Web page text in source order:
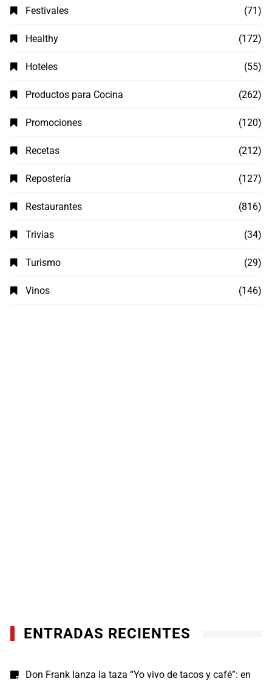
Festivales (71)
Healthy (172)
Hoteles (55)
Productos para Cocina (262)
Promociones (120)
Recetas (212)
Repostería (127)
Restaurantes (816)
Trivias (34)
Turismo (29)
Vinos (146)
ENTRADAS RECIENTES
Don Frank lanza la taza “Yo vivo de tacos y café”: en